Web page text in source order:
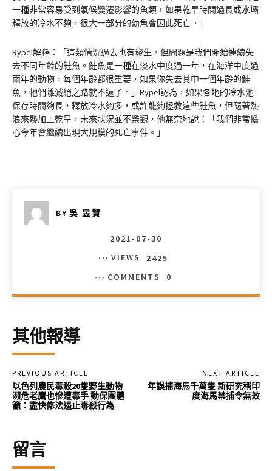
一種非常容易受到氣候變遷影響的魚類，如果乾旱時間過長或水壩
釋放的冷水不夠，很大一部分的幼魚會因此死亡。」
Rypel解釋：「這類情況過去也有發生，但問題是我們開始連續失
去不同年齡的鮭魚。鮭魚是一種在淡水中度過一年，在海洋中度過
兩年的動物，每個年齡都很重要，如果你失去其中一個年齡的鮭
魚，牠們離滅絕之路就不遠了。」Rypel認為，如果各地的冷水池
保存時間夠長，釋放冷水夠多，或許能夠拯救這些鮭魚，但隨著熱
浪來襲加上乾旱，未來狀況並不樂觀，他無奈地說：「我們非常擔
心今年會繼續出現大規模的死亡事件。」
BY 吳 昱賢
2021-07-30
VIEWS
2425
COMMENTS
0
其他報導
PREVIOUS ARTICLE
以色列農民毒殺20隻野生動物
瀕危老鷹也慘遭毒手 動保團體
籲：盡快修法遏止毒殺行為
NEXT ARTICLE
年誤捕海馬千萬隻 新研究稱印
度海馬禁捕令無效
留言